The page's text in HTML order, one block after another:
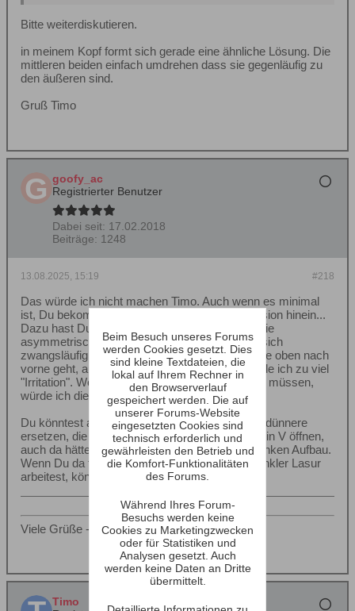
Bitte weiterdiskutieren.
in meinem Kopf formt sich gerade eine ähnliche Lösung. Die
mittleren beiden einfach umdrehen dass sie gegenläufig zu
den äußeren sind.
Gruß Timo
goofy_ac
Registrierter Benutzer
Dabei seit: 17.02.2018
Beiträge: 1248
#218
13.08.2025, 15:19
Das würde ich nicht machen Timo. Auch wenn es minimal
ist, Du bekommst (zumindest optisch) eine Torsion hinein...
Dazu hast Du ja eine feste Orientierung durch die
asymmetrische Anordnung des HT. Dann wird sich
zwangsläufig die Frage stellen, ob die Strebe, die oben nach
vorne geht, aussen oder innen stehen soll - fände ich zu viel
"Irritation". Wenn die Aufbauten oriertiert werden müssen,
würde ich die Sockel geradlinig halten
Du könntest auch das mittlere Brett durch zwei dünnere
ersetzen, die sich nach vorne zum Beispiel wie in V öffnen,
auch da hättest Du einen symmetrischen schlanken Aufbau.
Wenn Du da flächig einheitlich mit heller und dunkler Lasur
arbeitest, könntest Du nochmal Akzente setzen
Viele Grüße - Axel
Timo
Beim Besuch unseres Forums
werden Cookies gesetzt. Dies
sind kleine Textdateien, die
lokal auf Ihrem Rechner in
den Browserverlauf
gespeichert werden. Die auf
unserer Forums-Website
eingesetzten Cookies sind
technisch erforderlich und
gewährleisten den Betrieb und
die Komfort-Funktionalitäten
des Forums.
Während Ihres Forum-
Besuchs werden keine
Cookies zu Marketingzwecken
oder für Statistiken und
Analysen gesetzt. Auch
werden keine Daten an Dritte
übermittelt.